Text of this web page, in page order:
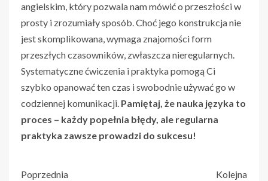
angielskim, który pozwala nam mówić o przeszłości w
prosty i zrozumiały sposób. Choć jego konstrukcja nie
jest skomplikowana, wymaga znajomości form
przeszłych czasowników, zwłaszcza nieregularnych.
Systematyczne ćwiczenia i praktyka pomogą Ci
szybko opanować ten czas i swobodnie używać go w
codziennej komunikacji. Pamiętaj, że nauka języka to
proces – każdy popełnia błędy, ale regularna
praktyka zawsze prowadzi do sukcesu!
Poprzednia
Kolejna